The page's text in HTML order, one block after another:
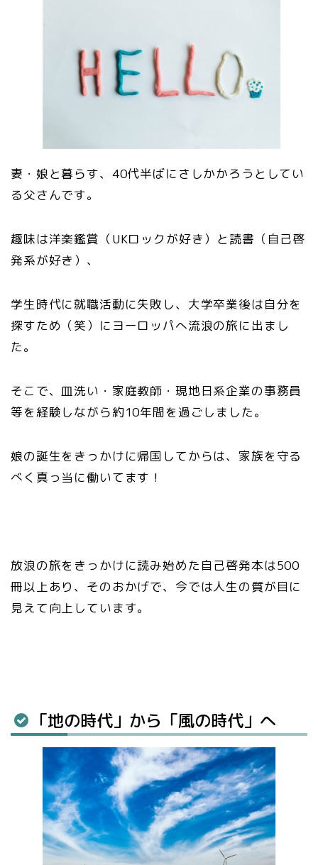
妻・娘と暮らす、40代半ばにさしかかろうとしてい
る父さんです。
趣味は洋楽鑑賞（UKロックが好き）と読書（自己啓
発系が好き）、
学生時代に就職活動に失敗し、大学卒業後は自分を
探すため（笑）にヨーロッパへ流浪の旅に出まし
た。
そこで、皿洗い・家庭教師・現地日系企業の事務員
等を経験しながら約10年間を過ごしました。
娘の誕生をきっかけに帰国してからは、家族を守る
べく真っ当に働いてます！
放浪の旅をきっかけに読み始めた自己啓発本は500
冊以上あり、そのおかげで、今では人生の質が目に
見えて向上しています。
「地の時代」から「風の時代」へ